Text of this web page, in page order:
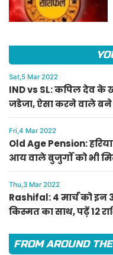
Sat,5 Mar 2022
IND vs SL: कपिल देव के
जडेजा, ऐसा करने वाले बने
Fri,4 Mar 2022
Old Age Pension:
आय वाले बुजुर्गों को भी
लाल का ऐलान
Thu,3 Mar 2022
Rashifal: 4 मार्च को इन
किस्मत का साथ, पढ़ें 12
FROM AROUND